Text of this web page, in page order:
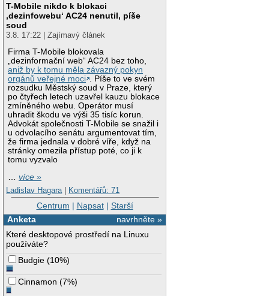
T-Mobile nikdo k blokaci
‚dezinfowebu‘ AC24 nenutil, píše
soud
3.8. 17:22 | Zajímavý článek
Firma T-Mobile blokovala
„dezinformační web“ AC24 bez toho,
aniž by k tomu měla závazný pokyn
orgánů veřejné moci . Píše to ve svém
rozsudku Městský soud v Praze, který
po čtyřech letech uzavřel kauzu blokace
zmíněného webu. Operátor musí
uhradit škodu ve výši 35 tisíc korun.
Advokát společnosti T-Mobile se snažil i
u odvolacího senátu argumentovat tím,
že firma jednala v dobré víře, když na
stránky omezila přístup poté, co ji k
tomu vyzvalo
…více »
Ladislav Hagara | Komentářů: 71
Centrum | Napsat| Starší
navrhněte »
Anketa
Které desktopové prostředí na Linuxu
používáte?
Budgie (10%)
Cinnamon (7%)